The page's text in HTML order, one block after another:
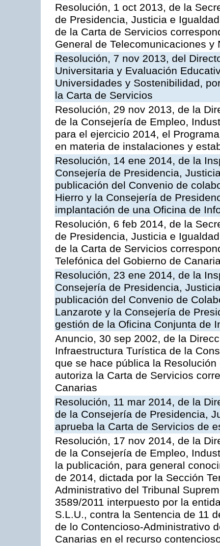
Resolución, 1 oct 2013, de la
de Presidencia, Justicia e
de la Carta de Servicios
General de Telecomunicaciones y
Resolución, 7 nov 2013, del
Universitaria y Evaluación
Universidades y Sostenibilidad,
la Carta de Servicios
Resolución, 29 nov 2013, de la
de la Consejería de Empleo,
para el ejercicio 2014, el
en materia de instalaciones y
Resolución, 14 ene 2014, de la
Consejería de Presidencia,
publicación del Convenio de
Hierro y la Consejería de
implantación de una Oficina de
Resolución, 6 feb 2014, de la
de Presidencia, Justicia e
de la Carta de Servicios
Telefónica del Gobierno de
Resolución, 23 ene 2014, de la
Consejería de Presidencia,
publicación del Convenio de
Lanzarote y la Consejería de
gestión de la Oficina Conjunta de
Anuncio, 30 sep 2002, de la
Infraestructura Turística de la
que se hace pública la
autoriza la Carta de Servicios
Canarias
Resolución, 11 mar 2014, de la
de la Consejería de Presidencia,
aprueba la Carta de Servicios de
Resolución, 17 nov 2014, de la
de la Consejería de Empleo,
la publicación, para general
de 2014, dictada por la Sección
Administrativo del Tribunal
3589/2011 interpuesto por la
S.L.U., contra la Sentencia de 11
de lo Contencioso-Administrativo
Canarias en el recurso